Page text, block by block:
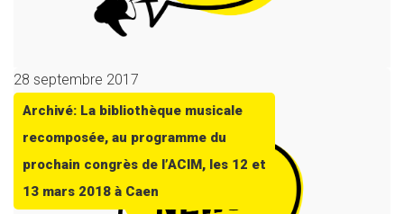
28 septembre 2017
Archivé: La bibliothèque musicale
recomposée, au programme du
prochain congrès de l’ACIM, les 12 et
13 mars 2018 à Caen